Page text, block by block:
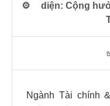
⚙️
diện: Cộng
Ngành Tài chính